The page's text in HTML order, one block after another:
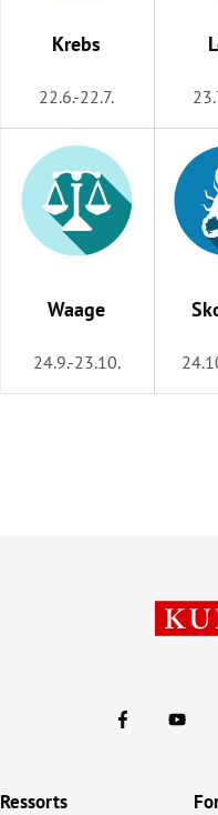
Krebs
22.6.-22.7.
Waage
24.9.-23.10.
Ressorts